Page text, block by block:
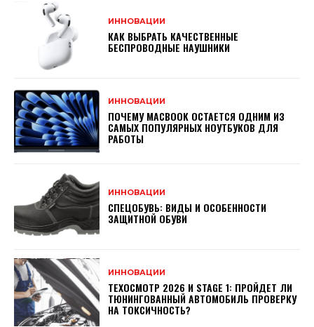
ИННОВАЦИИ
КАК ВЫБРАТЬ КАЧЕСТВЕННЫЕ
БЕСПРОВОДНЫЕ НАУШНИКИ
ИННОВАЦИИ
ПОЧЕМУ MACBOOK ОСТАЕТСЯ ОДНИМ ИЗ
САМЫХ ПОПУЛЯРНЫХ НОУТБУКОВ ДЛЯ
РАБОТЫ
ИННОВАЦИИ
СПЕЦОБУВЬ: ВИДЫ И ОСОБЕННОСТИ
ЗАЩИТНОЙ ОБУВИ
ИННОВАЦИИ
ТЕХОСМОТР 2026 И STAGE 1: ПРОЙДЕТ ЛИ
ТЮНИНГОВАННЫЙ АВТОМОБИЛЬ ПРОВЕРКУ
НА ТОКСИЧНОСТЬ?